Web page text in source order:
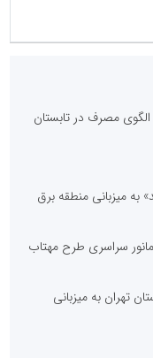
مصرف در تابستان
میزبانی منطقه برق
مانور سراسری طرح مهتاب
تهران به میزبانی